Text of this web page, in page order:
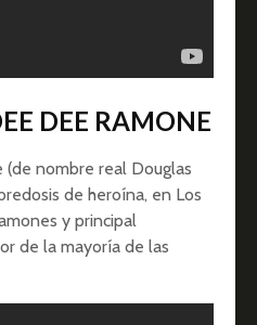
DEE RAMONE
nombre real Douglas
de heroína, en Los
y principal
de la mayoría de las